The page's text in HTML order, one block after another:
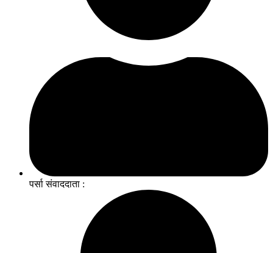
पर्सा संवाददाता :